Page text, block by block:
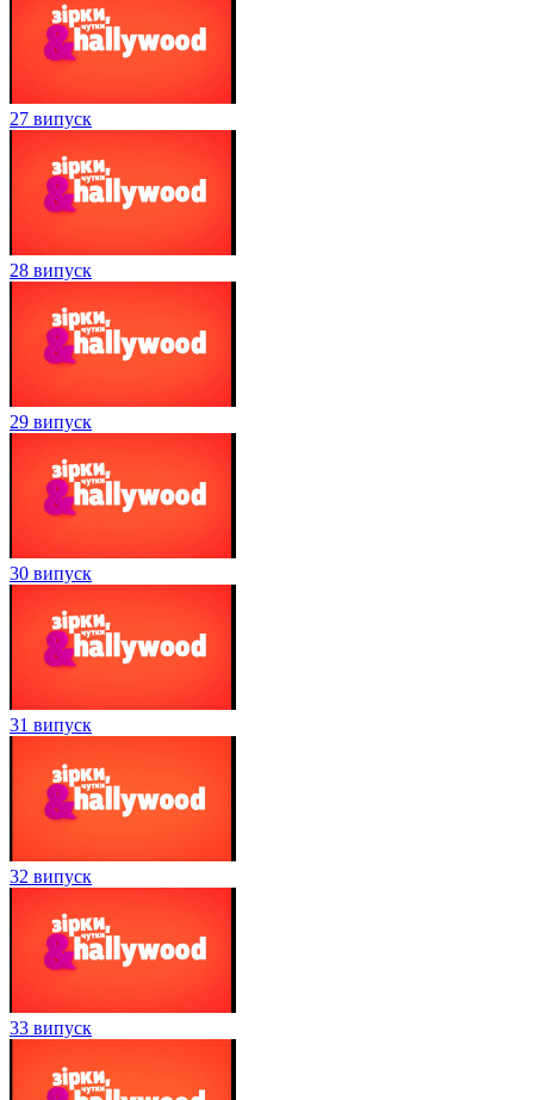
27 випуск
28 випуск
29 випуск
30 випуск
31 випуск
32 випуск
33 випуск